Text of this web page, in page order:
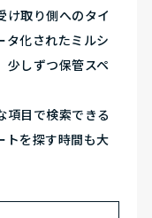
け取り側へのタイ
タ化されたミルシ
少しずつ保管スペ
項目で検索できる
トを探す時間も大